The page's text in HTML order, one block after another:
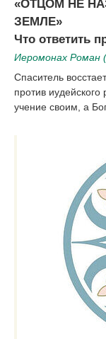
«ОТЦОМ НЕ
ЗЕМЛЕ»
Что ответить
Иеромонах Роман
Спаситель
против
учение своим, а